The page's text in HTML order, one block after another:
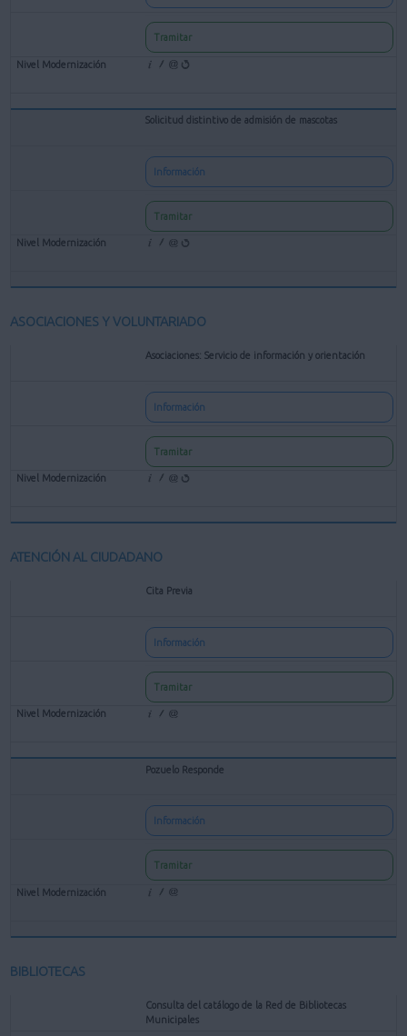
Tramitar
Solicitud distintivo de admisión de mascotas
Información
Tramitar
ASOCIACIONES Y VOLUNTARIADO
Asociaciones: Servicio de información y orientación
Información
Tramitar
ATENCIÓN AL CIUDADANO
Cita Previa
Información
Tramitar
Pozuelo Responde
Información
Tramitar
BIBLIOTECAS
Consulta del catálogo de la Red de Bibliotecas
Municipales